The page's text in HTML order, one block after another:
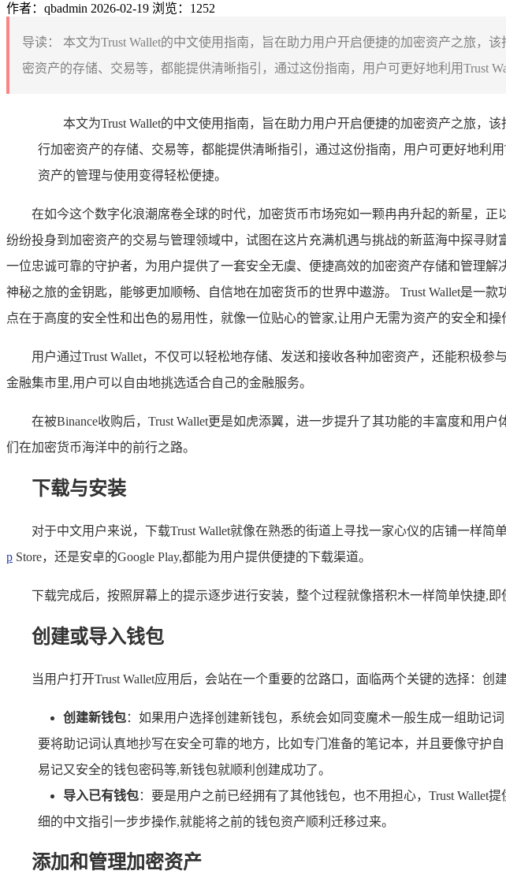
作者：qbadmin 2026-02-19 浏览：1252
导读：
本文为Trust Wallet的中文使用指南，旨在助力用户开启便捷的加密资产之旅，
密资产的存储、交易等，都能提供清晰指引，通过这份指南，用户可更好地利用Trust
本文为Trust Wallet的中文使用指南，旨在助力用户开启便捷的加密资产之旅，
行加密资产的存储、交易等，都能提供清晰指引，通过这份指南，用户可更好地利
资产的管理与使用变得轻松便捷。
在如今这个数字化浪潮席卷全球的时代，加密货币市场宛如一颗冉冉升起的新星，
纷纷投身到加密资产的交易与管理领域中，试图在这片充满机遇与挑战的新蓝海中探寻
一位忠诚可靠的守护者，为用户提供了一套安全无虞、便捷高效的加密资产存储和管理解
神秘之旅的金钥匙，能够更加顺畅、自信地在加密货币的世界中遨游。 Trust Wallet是一
点在于高度的安全性和出色的易用性，就像一位贴心的管家,让用户无需为资产的安全和操
用户通过Trust Wallet，不仅可以轻松地存储、发送和接收各种加密资产，还能积极
金融集市里,用户可以自由地挑选适合自己的金融服务。
在被Binance收购后，Trust Wallet更是如虎添翼，进一步提升了其功能的丰富度和用
们在加密货币海洋中的前行之路。
下载与安装
对于中文用户来说，下载Trust Wallet就像在熟悉的街道上寻找一家心仪的店铺一样
p Store，还是安卓的Google Play,都能为用户提供便捷的下载渠道。
下载完成后，按照屏幕上的提示逐步进行安装，整个过程就像搭积木一样简单快捷,即
创建或导入钱包
当用户打开Trust Wallet应用后，会站在一个重要的岔路口，面临两个关键的选择：创
创建新钱包：如果用户选择创建新钱包，系统会如同变魔术一般生成一组助记
要将助记词认真地抄写在安全可靠的地方，比如专门准备的笔记本，并且要像守护
易记又安全的钱包密码等,新钱包就顺利创建成功了。
导入已有钱包：要是用户之前已经拥有了其他钱包，也不用担心，Trust Wallet
细的中文指引一步步操作,就能将之前的钱包资产顺利迁移过来。
添加和管理加密资产